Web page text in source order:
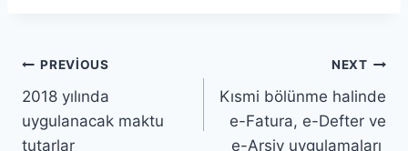
Yazı
gezinmesi
PREVIOUS
2018 yılında
uygulanacak maktu
tutarlar
NEXT
Kısmi bölünme halinde
e-Fatura, e-Defter ve
e-Arşiv uygulamaları